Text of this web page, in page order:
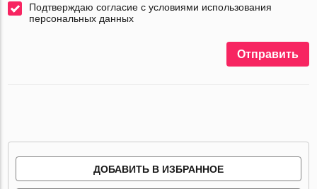
Подтверждаю согласие с условиями использования
персональных данных
Отправить
ДОБАВИТЬ В ИЗБРАННОЕ